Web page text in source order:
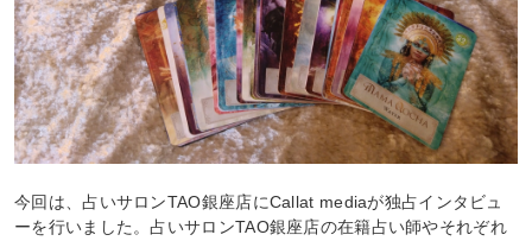
今回は、占いサロンTAO銀座店にCallat mediaが独占インタビュ
ーを行いました。占いサロンTAO銀座店の在籍占い師やそれぞれ